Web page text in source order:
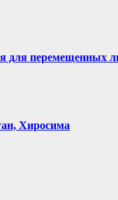
для перемещенных
Хиросима